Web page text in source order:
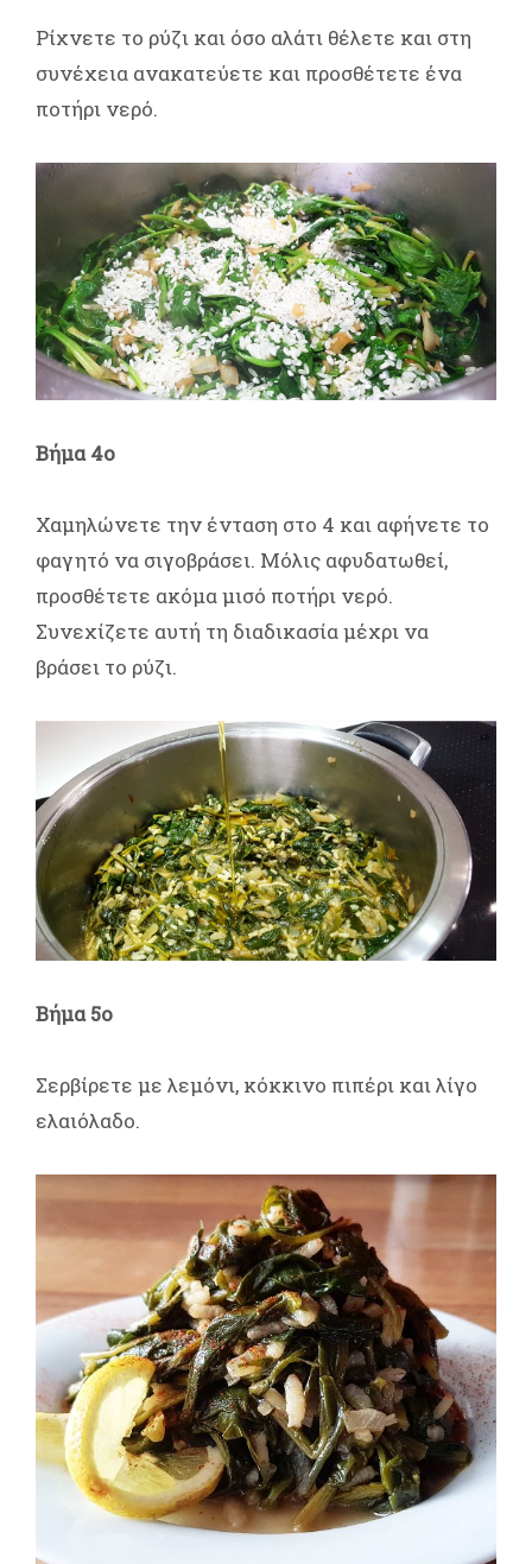
Ρίχνετε το ρύζι και όσο αλάτι θέλετε και στη
συνέχεια ανακατεύετε και προσθέτετε ένα
ποτήρι νερό.
Βήμα 4ο
Χαμηλώνετε την ένταση στο 4 και αφήνετε το
φαγητό να σιγοβράσει. Μόλις αφυδατωθεί,
προσθέτετε ακόμα μισό ποτήρι νερό.
Συνεχίζετε αυτή τη διαδικασία μέχρι να
βράσει το ρύζι.
Βήμα 5ο
Σερβίρετε με λεμόνι, κόκκινο πιπέρι και λίγο
ελαιόλαδο.